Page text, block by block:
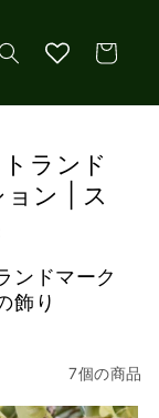
ー
ランド
ン | ス
ンドマーク
飾り
7個の商品